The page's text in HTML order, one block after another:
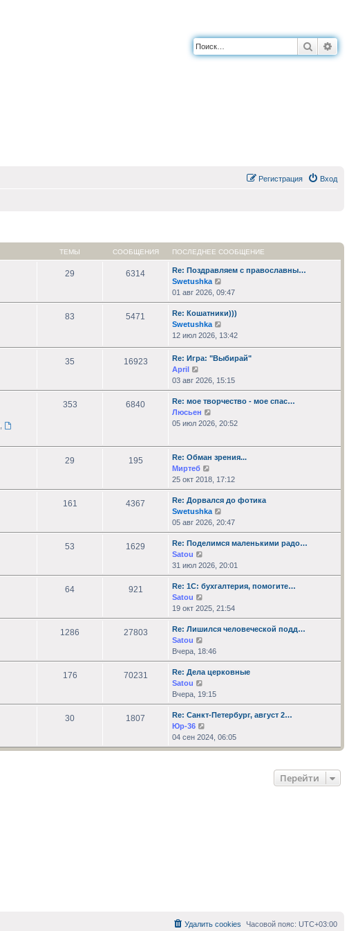
Поиск
Вход
Регистрация
ТЕМЫ СООБЩЕНИЯ ПОСЛЕДНЕЕ СООБЩЕНИЕ
29 6314
Re: Поздравляем с православны…
Swetushka
к
последнему
сообщению
01 авг 2026, 09:47
83 5471
Re: Кошатники)))
Swetushka
к
последнему
сообщению
12 июл 2026, 13:42
35 16923
Re: Игра: "Выбирай"
April
к
последнему
сообщению
03 авг 2026, 15:15
353 6840
Re: мое творчество - мое спас…
Люсьен
к
сообщению
05 июл 2026, 20:52
29 195
Re: Обман зрения...
Миртеб
к
последнему
сообщению
25 окт 2018, 17:12
161 4367
Re: Дорвался до фотика
Swetushka
к
последнему
сообщению
05 авг 2026, 20:47
53 1629
Re: Поделимся маленькими радо…
Satou
к
последнему
сообщению
31 июл 2026, 20:01
64 921
Re: 1С: бухгалтерия, помогите…
Satou
к
последнему
сообщению
19 окт 2025, 21:54
1286 27803
Re: Лишился человеческой подд…
Satou
к
последнему
сообщению
Вчера, 18:46
176 70231
Re: Дела церковные
Satou
к
последнему
сообщению
Вчера, 19:15
30 1807
Re: Санкт-Петербург, август 2…
Юр-36
к
последнему
04 сен 2024, 06:05
Перейти
Часовой пояс: UTC+03:00
Удалить cookies